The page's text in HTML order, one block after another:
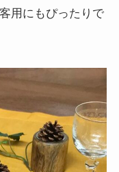
用にもぴったりで